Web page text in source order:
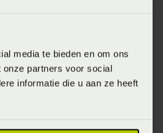
media te bieden en om ons
partners voor social
informatie die u aan ze heeft
ontwerpen van
ontworpen,
comfortabel
komt.